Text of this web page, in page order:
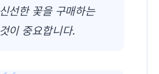
신선한 꽃을 구매하는
것이 중요합니다.